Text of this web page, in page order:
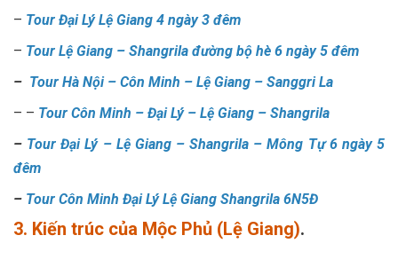
– Tour Đại Lý Lệ Giang 4 ngày 3 đêm
– Tour Lệ Giang – Shangrila đường bộ hè 6 ngày 5 đêm
– Tour Hà Nội – Côn Minh – Lệ Giang – Sanggri La
– – Tour Côn Minh – Đại Lý – Lệ Giang – Shangrila
– Tour Đại Lý – Lệ Giang – Shangrila – Mông Tự 6 ngày 5
đêm
– Tour Côn Minh Đại Lý Lệ Giang Shangrila 6N5Đ
3. Kiến trúc của Mộc Phủ (Lệ Giang).